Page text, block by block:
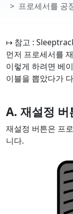
프로세서를 공
↦ 참고 :
먼저 프로세서를
이렇게 하려면 베
이블을 뽑았다가
A. 재설정 버
재설정 버튼은 프
니다.